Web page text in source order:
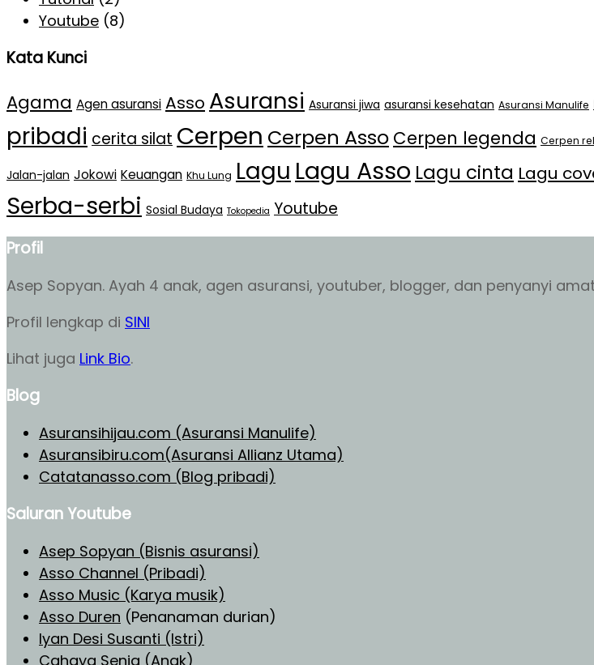
Youtube (8)
Kata Kunci
Agama Agen asuransi Asso Asuransi Asuransi jiwa asuransi kesehatan Asuransi Manulife
pribadi cerita silat Cerpen Cerpen Asso Cerpen legenda Cerpen
Jalan-jalan Jokowi Keuangan Khu Lung Lagu Lagu Asso Lagu cinta Lagu
Serba-serbi Sosial Budaya Tokopedia Youtube
Profil
Asep Sopyan. Ayah 4 anak, agen asuransi, youtuber, blogger, dan penyanyi
Profil lengkap di SINI
Lihat juga Link Bio.
Blog
Asuransihijau.com (Asuransi Manulife)
Asuransibiru.com(Asuransi Allianz Utama)
Catatanasso.com (Blog pribadi)
Saluran Youtube
Asep Sopyan (Bisnis asuransi)
Asso Channel (Pribadi)
Asso Music (Karya musik)
Asso Duren (Penanaman durian)
Iyan Desi Susanti (Istri)
Cahaya Senja (Anak)